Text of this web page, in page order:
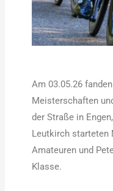
Am 03.05.26
Meisterschaften
der Straße in
Leutkirch starteten
Amateuren und
Klasse.